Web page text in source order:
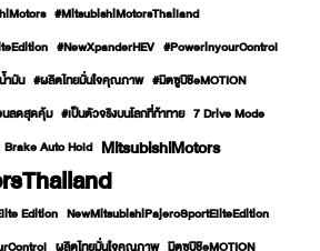
#MitsubishiMotorsThailand
#NewXpanderHEV #PowerinyourControl
ำมัน #ผลิตไทยมั่นใจคุณภาพ #มิตซูบิชิeMOTION
ลดสุดคุ้ม #เป็นตัวจริงบนโลกที่ท้าทาย 7 Drive Mode
Brake Auto Hold MitsubishiMotors
Edition NewMitsubishiPajeroSportEliteEdition